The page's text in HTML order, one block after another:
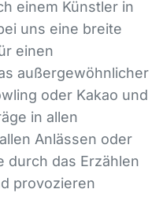
einem Künstler in
uns eine breite
einen
außergewöhnlicher
oder Kakao und
in allen
Anlässen oder
durch das Erzählen
provozieren